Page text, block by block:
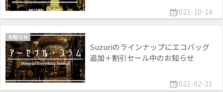
2021-10-14
2021-02-21
お知らせ
Suzuriのラインナップにエコバッグ
追加＋割引セール中のお知らせ